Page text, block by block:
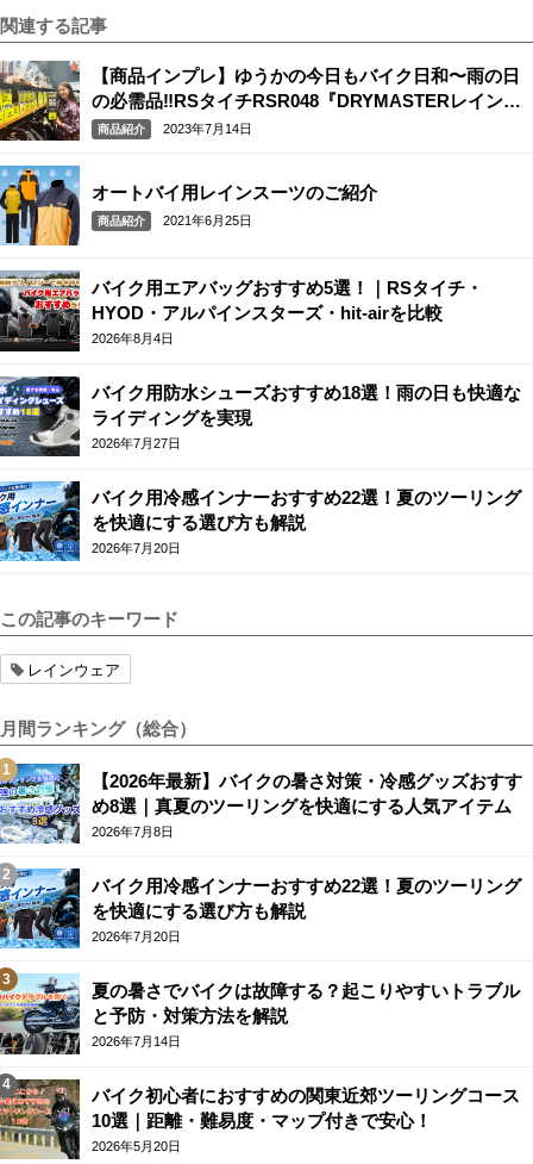
関連する記事
【商品インプレ】ゆうかの今日もバイク日和〜雨の日
の必需品‼︎RSタイチRSR048『DRYMASTERレインス
ーツ』～
商品紹介 2023年7月14日
オートバイ用レインスーツのご紹介
商品紹介 2021年6月25日
バイク用エアバッグおすすめ5選！｜RSタイチ・
HYOD・アルパインスターズ・hit-airを比較
2026年8月4日
バイク用防水シューズおすすめ18選！雨の日も快適な
ライディングを実現
2026年7月27日
バイク用冷感インナーおすすめ22選！夏のツーリング
を快適にする選び方も解説
2026年7月20日
この記事のキーワード
レインウェア
月間ランキング（総合）
【2026年最新】バイクの暑さ対策・冷感グッズおすす
め8選｜真夏のツーリングを快適にする人気アイテム
2026年7月8日
バイク用冷感インナーおすすめ22選！夏のツーリング
を快適にする選び方も解説
2026年7月20日
夏の暑さでバイクは故障する？起こりやすいトラブル
と予防・対策方法を解説
2026年7月14日
バイク初心者におすすめの関東近郊ツーリングコース
10選｜距離・難易度・マップ付きで安心！
2026年5月20日